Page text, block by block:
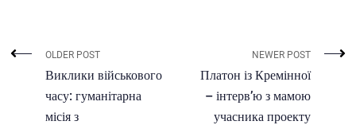
OLDER POST
Виклики військового
часу: гуманітарна
місія з
NEWER POST
Платон із Кремінної
– інтерв’ю з мамою
учасника проекту